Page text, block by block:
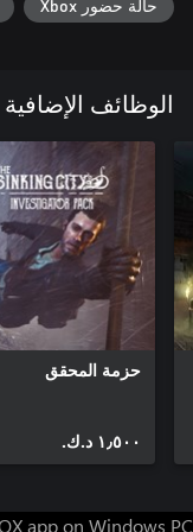
حالة حضور Xbox
الوظائف الإضافية
حزمة المحقق
١٫٥٠٠ د.ك.‏
app on Windows PC